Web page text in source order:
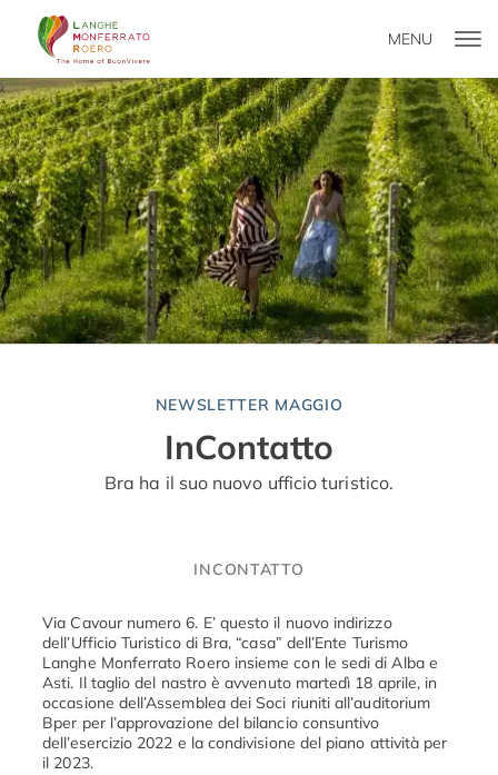
MENU
NEWSLETTER MAGGIO
InContatto
Bra ha il suo nuovo ufficio turistico.
INCONTATTO
Via Cavour numero 6. E’ questo il nuovo indirizzo
dell’Ufficio Turistico di Bra, “casa” dell’Ente Turismo
Langhe Monferrato Roero insieme con le sedi di Alba e
Asti. Il taglio del nastro è avvenuto martedì 18 aprile, in
occasione dell’Assemblea dei Soci riuniti all’auditorium
Bper per l’approvazione del bilancio consuntivo
dell’esercizio 2022 e la condivisione del piano attività per
il 2023.